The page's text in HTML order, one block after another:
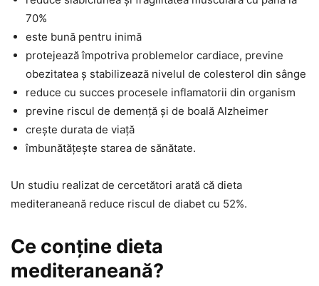
70%
este bună pentru inimă
protejează împotriva problemelor cardiace, previne
obezitatea ș stabilizează nivelul de colesterol din sânge
reduce cu succes procesele inflamatorii din organism
previne riscul de demență și de boală Alzheimer
crește durata de viață
îmbunătățește starea de sănătate.
Un studiu realizat de cercetători arată că dieta
mediteraneană reduce riscul de diabet cu 52%.
Ce conține dieta
mediteraneană?